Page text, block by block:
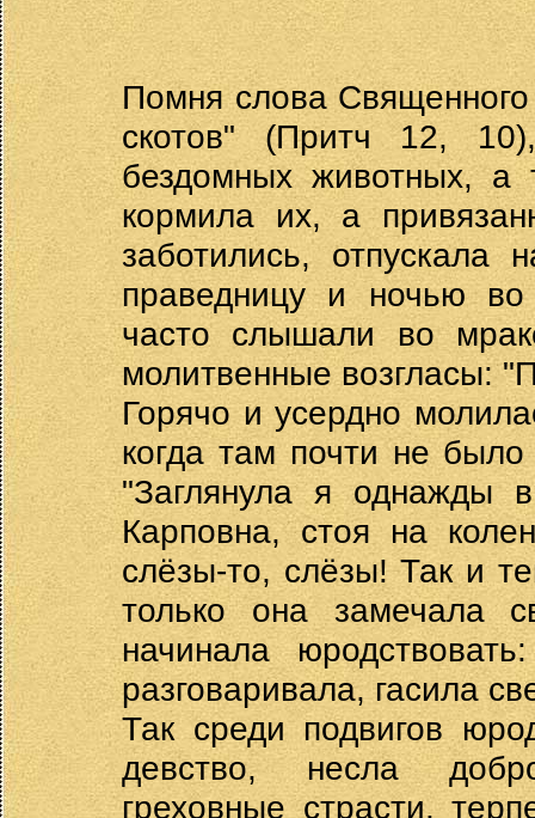
Помня слова
скотов" (Притч 12,
бездомных животных, а
кормила их, а
заботились,
праведницу и ночью
часто слышали во
молитвенные возгласы:
Горячо и усердно
когда там почти не
"Заглянула я однажды
Карповна, стоя на
слёзы-то, слёзы! Так и
только она замечала
начинала
разговаривала, гасила
Так среди подвигов
девство, несла
греховные страсти,